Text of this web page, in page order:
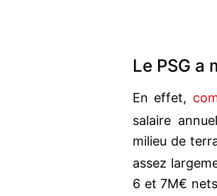
Le PSG a
En effet,
salaire
milieu de
assez
6 et 7M€